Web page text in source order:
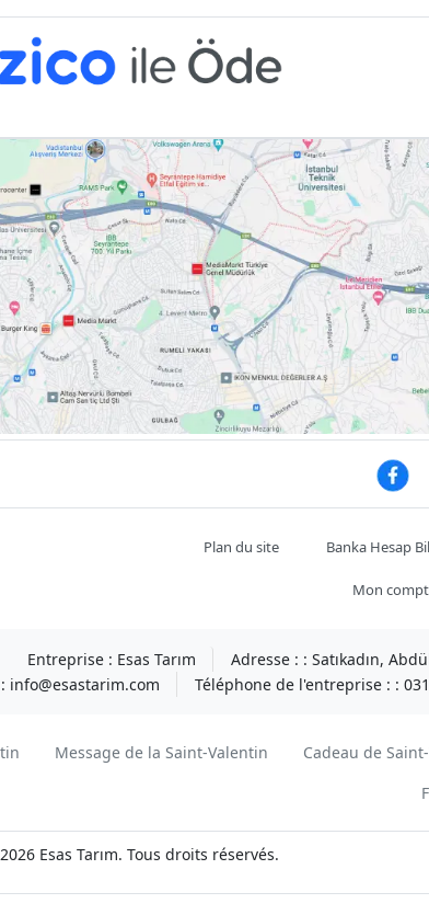
Plan du site Banka Hesap
Mon
Entreprise : Esas Tarım Adresse : : Satıkadın,
info@esastarim.com Téléphone de l'entreprise : :
Message de la Saint-Valentin Cadeau de
Esas Tarım. Tous droits réservés.